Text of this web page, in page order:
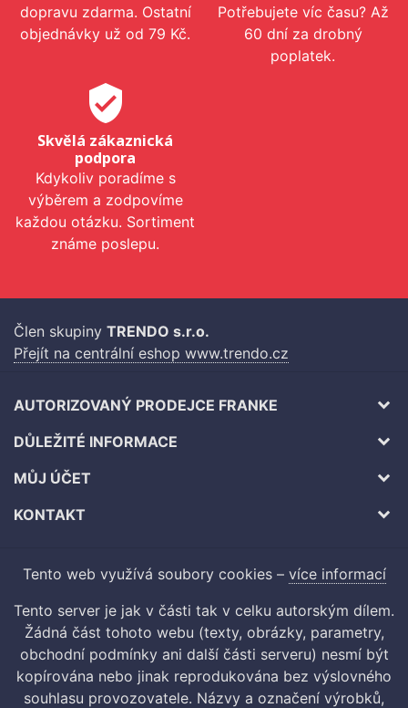
dopravu zdarma. Ostatní
objednávky už od 79 Kč.
Potřebujete víc času? Až
60 dní za drobný
poplatek.
verified_user
Skvělá zákaznická
podpora
Kdykoliv poradíme s
výběrem a zodpovíme
každou otázku. Sortiment
známe poslepu.
Člen skupiny TRENDO s.r.o.
Přejít na centrální eshop www.trendo.cz
AUTORIZOVANÝ PRODEJCE FRANKE
DŮLEŽITÉ INFORMACE
MŮJ ÚČET
KONTAKT
Tento web využívá soubory cookies – více informací
Tento server je jak v části tak v celku autorským dílem.
Žádná část tohoto webu (texty, obrázky, parametry,
obchodní podmínky ani další části serveru) nesmí být
kopírována nebo jinak reprodukována bez výslovného
souhlasu provozovatele. Názvy a označení výrobků,